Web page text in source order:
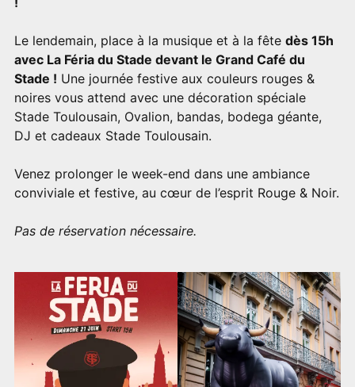
Le lendemain, place à la musique et à la fête dès 15h
avec La Féria du Stade devant le Grand Café du
Stade ! Une journée festive aux couleurs rouges &
noires vous attend avec une décoration spéciale
Stade Toulousain, Ovalion, bandas, bodega géante,
DJ et cadeaux Stade Toulousain.
Venez prolonger le week-end dans une ambiance
conviviale et festive, au cœur de l’esprit Rouge & Noir.
Pas de réservation nécessaire.